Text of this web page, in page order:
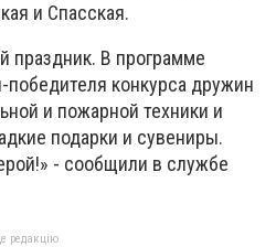
и Спасская.
праздник. В программе
конкурса дружин
и пожарной техники и
подарки и сувениры.
- сообщили в службе
редакцію